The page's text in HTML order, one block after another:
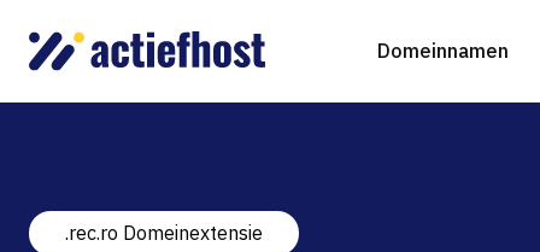
Domeinnamen
Domeinnaam registreren
Webhosting
Virtual Servers
.rec.ro Domeinextensie